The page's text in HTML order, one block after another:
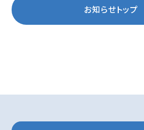
お知らせトップ